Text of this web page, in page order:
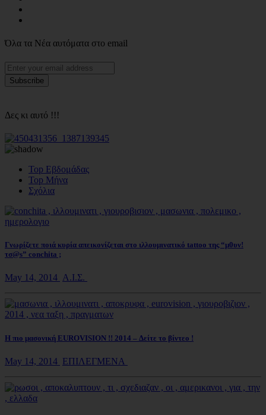
Όλα τα Νέα αυτόματα στο email
Δες κι αυτό !!!
Top Εβδομάδας
Top Μήνα
Σχόλια
Γνωρίζετε ποιά κυρία απεικονίζεται στο ιλλουμινατικό tattoo της “μ0υν!
τσ@s” conchita ;
May 14, 2014 Α.Ι.Σ.
Η πιο μασονική EUROVISION !! 2014 – Δείτε το βίντεο !
May 14, 2014 ΕΠΙΛΕΓΜΕΝΑ